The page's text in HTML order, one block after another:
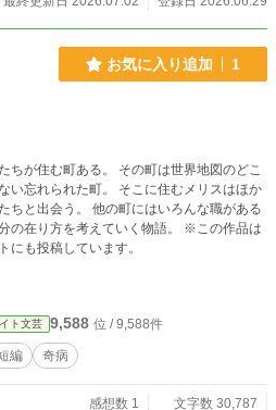
お気に入り追加 1
ちが住む町ある。 その町は世界地図のどこ
い忘れられた町。 そこに住むメリスはほか
ちと出会う。 他の町にはいろんな職がある
り方を考えていく物語。 ※この作品は
にも投稿しています。
ト文芸 9,588 位 / 9,588件
編 奇病
感想数 1
文字数 30,787